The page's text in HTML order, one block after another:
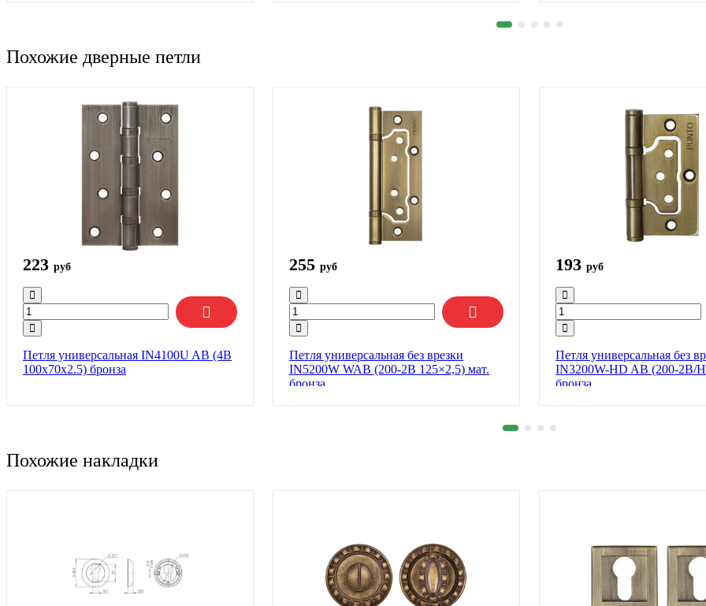
Похожие дверные петли
223 руб
Петля универсальная IN4100U AB (4B
100х70х2.5) бронза
255 руб
Петля универсальная без врезки
IN5200W WAB (200-2B 125×2,5) мат.
бронза
193 руб
Петля универсальная без
IN3200W-HD AB (200-2B/
бронза
Похожие накладки